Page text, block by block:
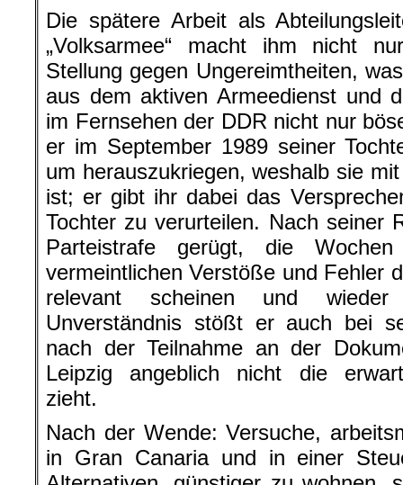
Die spätere Arbeit als
„Volksarmee“ macht ihm nicht
Stellung gegen Ungereimtheiten,
aus dem aktiven Armeedienst und
im Fernsehen der DDR nicht nur
er im September 1989 seiner
um herauszukriegen, weshalb sie
ist; er gibt ihr dabei das
Tochter zu verurteilen. Nach seiner
Parteistrafe gerügt, die
vermeintlichen Verstöße und Fehler
relevant scheinen und
Unverständnis stößt er auch bei
nach der Teilnahme an der
Leipzig angeblich nicht die
zieht.
Nach der Wende: Versuche,
in Gran Canaria und in einer